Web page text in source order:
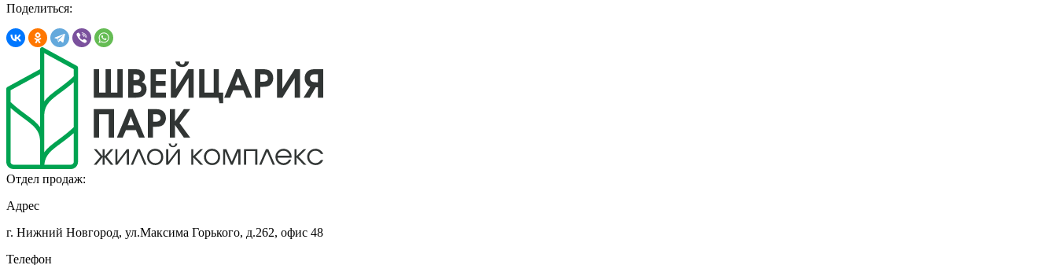
Поделиться:
Отдел продаж:
Адрес
г. Нижний Новгород, ул.Максима Горького, д.262, офис 48
Телефон